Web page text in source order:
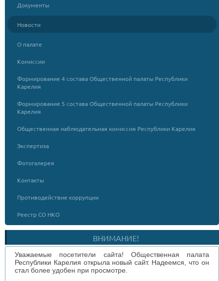
Документы
Новости
О палате
Комиссии
Формирование 4 состава Общественной палаты Республики
Карелия
Формирование 5 состава Общественной палаты Республики
Карелия
Общественная наблюдательная комиссия Республики Карелия
Экспертиза
Фотогалерея
Контакты
Противодействие коррупции
Реестр СО НКО
ВНИМАНИЕ!
Уважаемые посетители сайта! Общественная палата
Республики Карелия открыла новый сайт. Надеемся, что он
стал более удобен при просмотре.